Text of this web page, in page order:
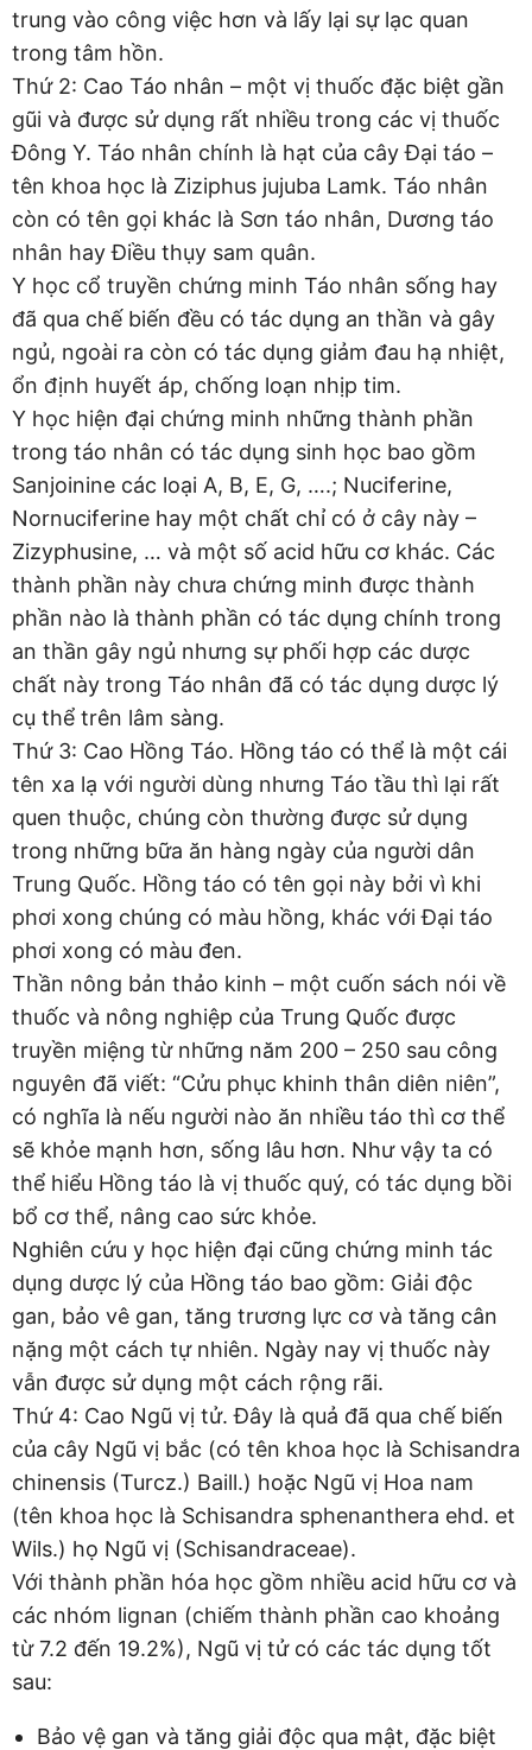
trung vào công việc hơn và lấy lại sự lạc quan
trong tâm hồn.
Thứ 2: Cao Táo nhân – một vị thuốc đặc biệt gần
gũi và được sử dụng rất nhiều trong các vị thuốc
Đông Y. Táo nhân chính là hạt của cây Đại táo –
tên khoa học là Ziziphus jujuba Lamk. Táo nhân
còn có tên gọi khác là Sơn táo nhân, Dương táo
nhân hay Điều thụy sam quân.
Y học cổ truyền chứng minh Táo nhân sống hay
đã qua chế biến đều có tác dụng an thần và gây
ngủ, ngoài ra còn có tác dụng giảm đau hạ nhiệt,
ổn định huyết áp, chống loạn nhịp tim.
Y học hiện đại chứng minh những thành phần
trong táo nhân có tác dụng sinh học bao gồm
Sanjoinine các loại A, B, E, G, ….; Nuciferine,
Nornuciferine hay một chất chỉ có ở cây này –
Zizyphusine, … và một số acid hữu cơ khác. Các
thành phần này chưa chứng minh được thành
phần nào là thành phần có tác dụng chính trong
an thần gây ngủ nhưng sự phối hợp các dược
chất này trong Táo nhân đã có tác dụng dược lý
cụ thể trên lâm sàng.
Thứ 3: Cao Hồng Táo. Hồng táo có thể là một cái
tên xa lạ với người dùng nhưng Táo tầu thì lại rất
quen thuộc, chúng còn thường được sử dụng
trong những bữa ăn hàng ngày của người dân
Trung Quốc. Hồng táo có tên gọi này bởi vì khi
phơi xong chúng có màu hồng, khác với Đại táo
phơi xong có màu đen.
Thần nông bản thảo kinh – một cuốn sách nói về
thuốc và nông nghiệp của Trung Quốc được
truyền miệng từ những năm 200 – 250 sau công
nguyên đã viết: “Cửu phục khinh thân diên niên”,
có nghĩa là nếu người nào ăn nhiều táo thì cơ thể
sẽ khỏe mạnh hơn, sống lâu hơn. Như vậy ta có
thể hiểu Hồng táo là vị thuốc quý, có tác dụng bồi
bổ cơ thể, nâng cao sức khỏe.
Nghiên cứu y học hiện đại cũng chứng minh tác
dụng dược lý của Hồng táo bao gồm: Giải độc
gan, bảo vê gan, tăng trương lực cơ và tăng cân
nặng một cách tự nhiên. Ngày nay vị thuốc này
vẫn được sử dụng một cách rộng rãi.
Thứ 4: Cao Ngũ vị tử. Đây là quả đã qua chế biến
của cây Ngũ vị bắc (có tên khoa học là Schisandra
chinensis (Turcz.) Baill.) hoặc Ngũ vị Hoa nam
(tên khoa học là Schisandra sphenanthera ehd. et
Wils.) họ Ngũ vị (Schisandraceae).
Với thành phần hóa học gồm nhiều acid hữu cơ và
các nhóm lignan (chiếm thành phần cao khoảng
từ 7.2 đến 19.2%), Ngũ vị tử có các tác dụng tốt
sau:
Bảo vệ gan và tăng giải độc qua mật, đặc biệt